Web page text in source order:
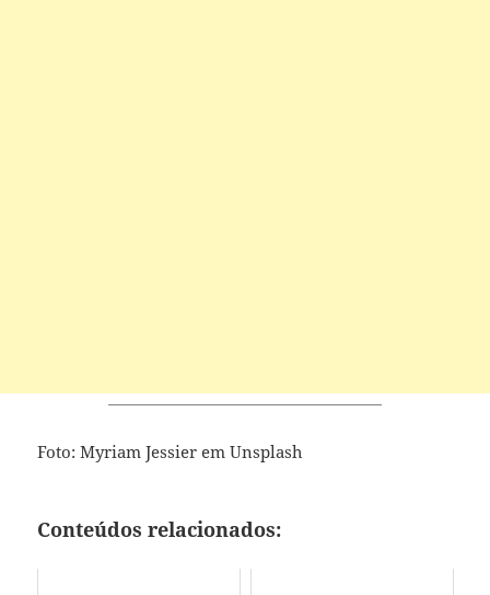
Foto: Myriam Jessier em Unsplash
Conteúdos relacionados: